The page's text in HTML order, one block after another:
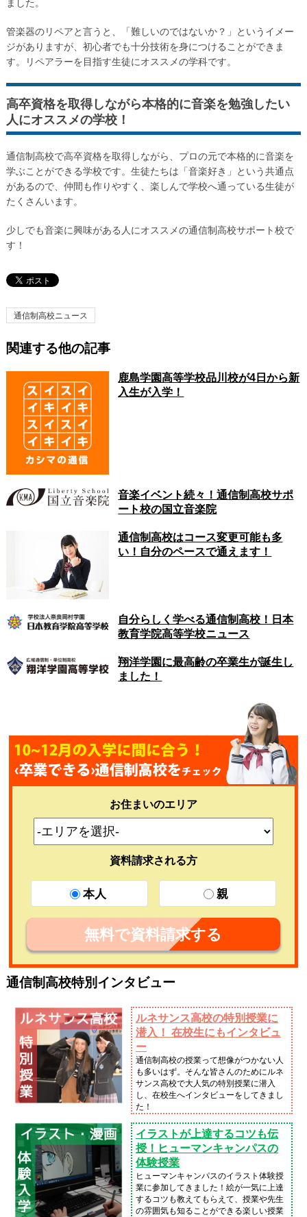
ました。
管楽器のリペアと言うと、「難しいのではないか？」というイメー
ジがありますが、初心者でも十分技術を身につけることができま
す。リペアラーを目指す生徒にオススメの学科です。
高卒資格を取得しながら本格的に音楽を勉強したい
人にオススメの学校！
通信制高校で高卒資格を取得しながら、プロの元で本格的に音楽を
学ぶことができる学校です。生徒たちは「音楽好き」という共通点
があるので、仲間も作りやすく、楽しんで学校へ通っている生徒が
たくさんいます。
少しでも音楽に興味がある人にオススメの通信制高校サポート校で
す！
通信制高校ニュース
関連する他の記事
鹿島学園高等学校品川校が4日から新
入生が入学！
音楽イベント続々！通信制高校サポ
ート校の国立音楽院
通信制高校はコース変更可能も多
い！自分のペースで通えます！
自分らしく学べる通信制高校！日本
教育学院高等学校ニュース
翔洋学園に最高齢の卒業生が誕生し
ました！
お住まいのエリア
資料請求される方
本人 親
無料で資料請求する
通信制高校特別インタビュー
ルネサンス高校の特別授業に
潜入！ 在校生にもインタビュ
ー
通信制高校の授業って想像がつかない人
も多いはず。そんな皆さんのためにルネ
サンス高校で大人気の特別授業に潜入
し、在校生へインタビューをしてきまし
た！
イラストが上達するコツも伝
授！ヒューマンキャンパスの
体験授業
ヒューマンキャンパスのイラスト体験授
業に参加してきました！絵が一気に上達
するコツも教えてもらえて、授業や先生
の雰囲気も知ることができる楽しい授業